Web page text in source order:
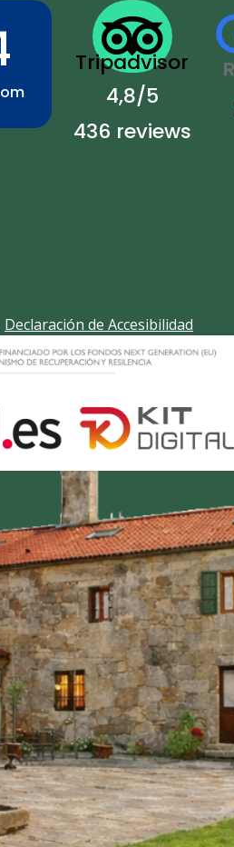

Tripadvisor
4,8/5
436 reviews
Declaración de Accesibilidad